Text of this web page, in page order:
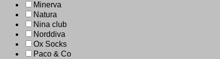
Minerva
Natura
Nina club
Norddiva
Ox Socks
Paco & Co